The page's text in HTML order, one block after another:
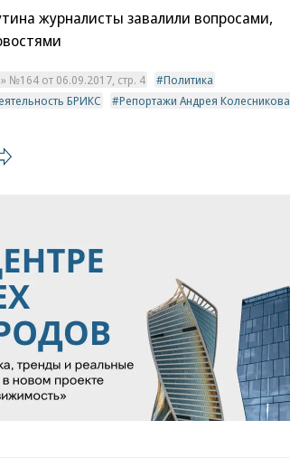
журналисты завалили вопросами,
№164 от 06.09.2017, стр. 4
Политика
БРИКС Репортажи Андрея Колесникова